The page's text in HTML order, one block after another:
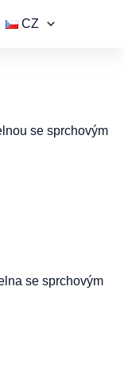
CZ
se sprchovým
se sprchovým